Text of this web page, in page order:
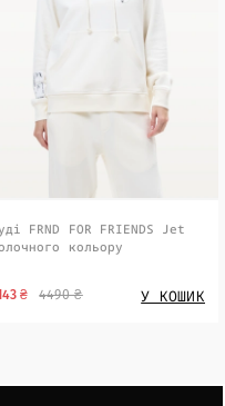
FRND FOR FRIENDS Jet
кольору
4490 ₴
₴ У КОШИК